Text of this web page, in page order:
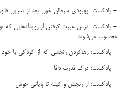
- پادکست: بهبودی سرطان خون بعد از تمرین
- پادکست: درس عبرت گرفتن از رویدادهایی که
محسوب می‌شوند
- پادکست: رهاکردن رنجشی که از کودکی با خود
- پادکست: درک قدرت دافا
- پادکست: از رنجش و کینه تا پایانی خوش